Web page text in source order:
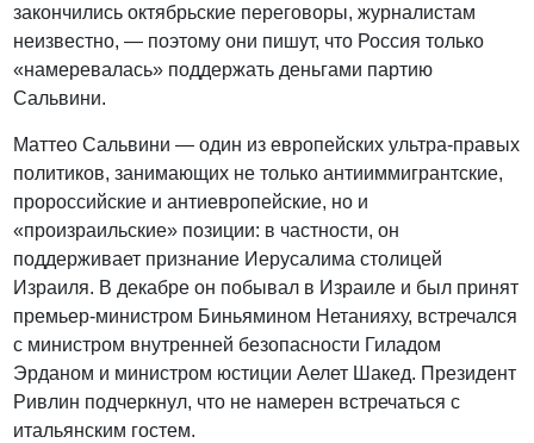
закончились октябрьские переговоры, журналистам
неизвестно, — поэтому они пишут, что Россия только
«намеревалась» поддержать деньгами партию
Сальвини.
Маттео Сальвини — один из европейских ультра-правых
политиков, занимающих не только антииммигрантские,
пророссийские и антиевропейские, но и
«произраильские» позиции: в частности, он
поддерживает признание Иерусалима столицей
Израиля. В декабре он побывал в Израиле и был принят
премьер-министром Биньямином Нетанияху, встречался
с министром внутренней безопасности Гиладом
Эрданом и министром юстиции Аелет Шакед. Президент
Ривлин подчеркнул, что не намерен встречаться с
итальянским гостем.